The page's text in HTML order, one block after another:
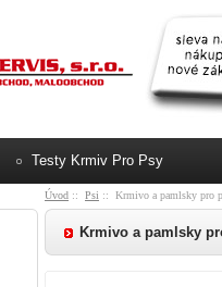
Testy Krmiv Pro Psy
Úvod :: Psi :: Krmivo a pamlsky pro
Krmivo a pamlsky